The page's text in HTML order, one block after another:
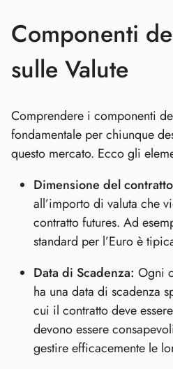
Componenti
sulle Valute
Comprendere i componenti
fondamentale per chiunque
questo mercato. Ecco gli
Dimensione del
all’importo di valuta che
contratto futures. Ad
standard per l’Euro è
Data di Scadenza: Ogni
ha una data di scadenza
cui il contratto deve
devono essere
gestire efficacemente le